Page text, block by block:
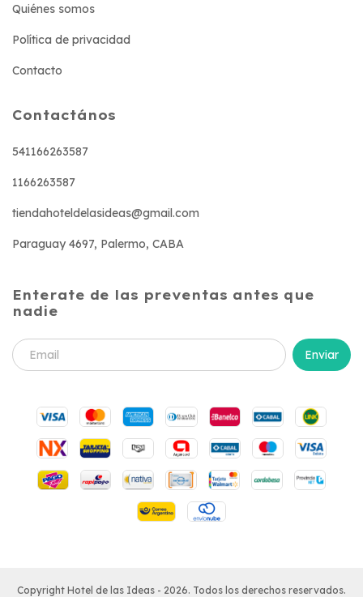
Quiénes somos
Política de privacidad
Contacto
Contactános
541166263587
1166263587
tiendahoteldelasideas@gmail.com
Paraguay 4697, Palermo, CABA
Enterate de las preventas antes que
nadie
Copyright Hotel de las Ideas - 2026. Todos los derechos reservados.